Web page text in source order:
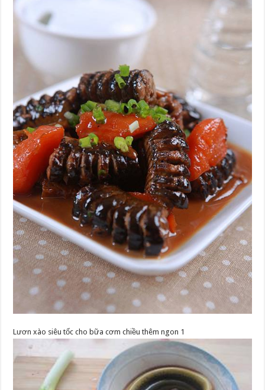
Lươn xào siêu tốc cho bữa cơm chiều thêm ngon 1